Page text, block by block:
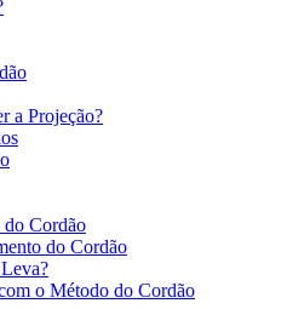
a Projeção?
Cordão
do Cordão
o Método do Cordão